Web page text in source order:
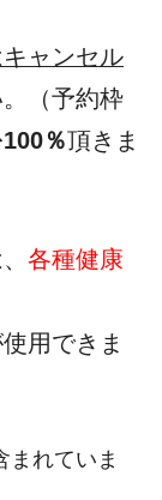
ャンセル
（予約枠
％頂きま
各種健康
用できま
まれていま